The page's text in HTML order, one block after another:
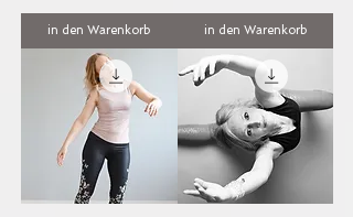
in den Warenkorb in den Warenkorb